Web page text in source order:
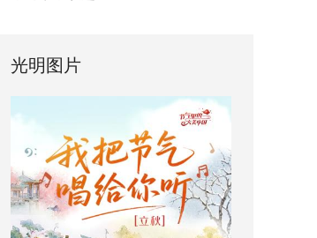
光明图片